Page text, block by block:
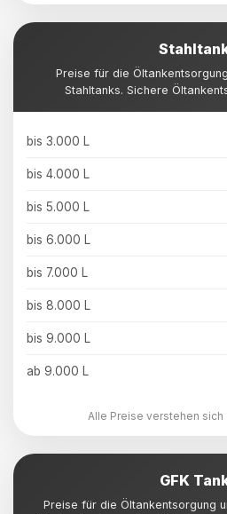
Preise für die
Stahltanks. Sichere
bis 3.000 L
bis 4.000 L
bis 5.000 L
bis 6.000 L
bis 7.000 L
bis 8.000 L
bis 9.000 L
ab 9.000 L
Alle Preise verstehen sich
GFK
Preise für die Öltankentsorgung